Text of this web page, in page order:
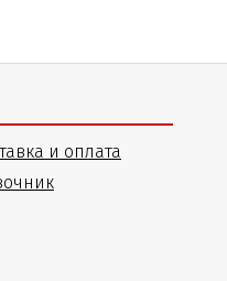
и оплата